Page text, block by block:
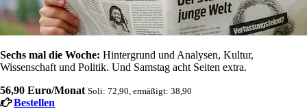
Sechs mal die Woche: Hintergrund und Analysen, Kultur,
Wissenschaft und Politik. Und Samstag acht Seiten extra.
56,90 Euro/Monat Soli: 72,90, ermäßigt: 38,90
Bestellen